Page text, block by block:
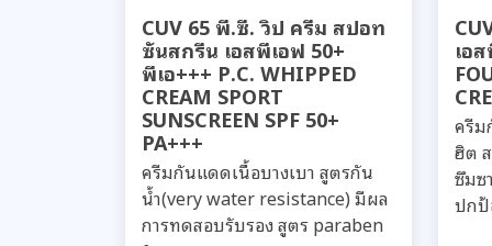
CUV 65 พี.ซี. วิป ครีม สปอท
ซันสกรีน เอสพีเอฟ 50+
พีเอ+++ P.C. WHIPPED
CREAM SPORT
SUNSCREEN SPF 50+
PA+++
ครีมกันแดดเนื้อบางเบา สูตรกัน
น้ำ(very water resistance) มีผล
การทดสอบรับรอง สูตร paraben
เอ
ครี
ฮิต
ซึมซ
ปกป้